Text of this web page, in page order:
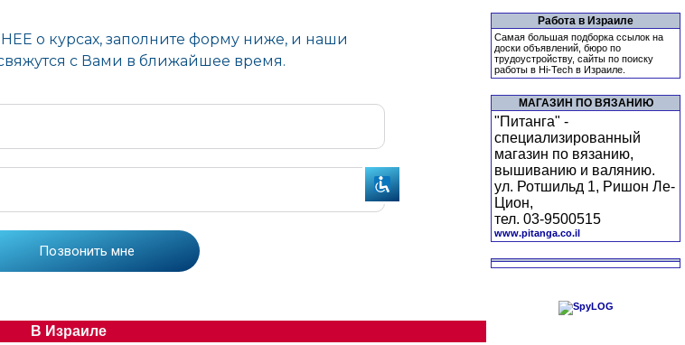
В Израиле
Работа в Израиле
Самая большая подборка ссылок на
доски объявлений, бюро по
трудоустройству, сайты по поиску
работы в Hi-Tech в Израиле.
МАГАЗИН ПО ВЯЗАНИЮ
"Питанга" -
специализированный
магазин по вязанию,
вышиванию и валянию.
ул. Ротшильд 1, Ришон Ле-
Цион,
тел. 03-9500515
www.pitanga.co.il